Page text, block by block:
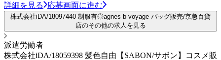
詳細を見る 応募画面に進む
株式会社iDA/18097440 制服有◎agnes b voyage バッグ販売/京急百貨
店のその他の求人を見る
派遣労働者
株式会社iDA/18059398 髪色自由【SABON/サボン】コスメ販